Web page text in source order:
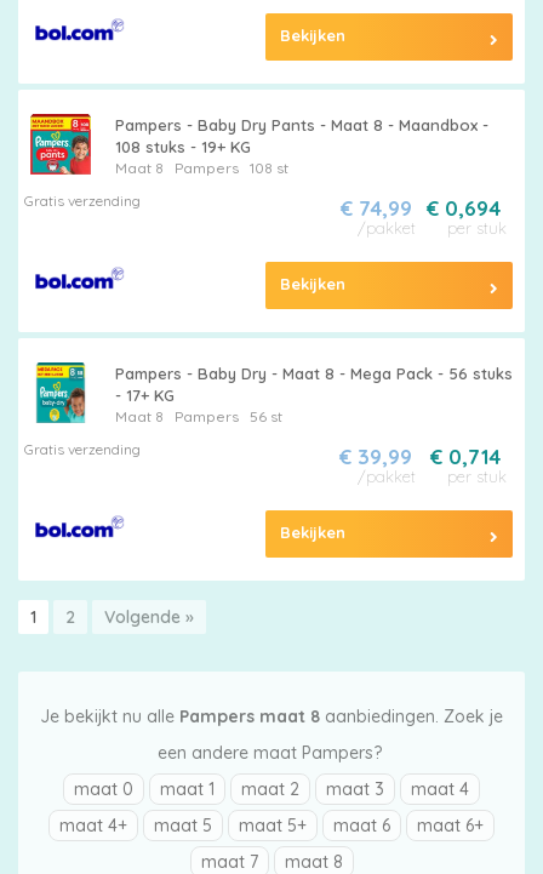
Bekijken
Pampers - Baby Dry Pants - Maat 8 - Maandbox -
108 stuks - 19+ KG
Maat 8 Pampers
108 st
Gratis verzending
€ 0,694
per stuk
€ 74,99
/pakket
Bekijken
Pampers - Baby Dry - Maat 8 - Mega Pack - 56 stuks
- 17+ KG
Maat 8 Pampers
56 st
Gratis verzending
€ 0,714
per stuk
€ 39,99
/pakket
Bekijken
1 2 Volgende »
Je bekijkt nu alle Pampers maat 8 aanbiedingen. Zoek je
een andere maat Pampers?
maat 0
maat 1 maat 2 maat 3
maat 4
maat 4+
maat 5 maat 5+ maat 6
maat 6+
maat 7
maat 8